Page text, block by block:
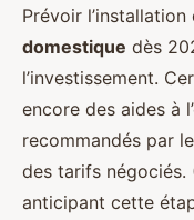
Prévoir l’installation
domestique dès
l’investissement.
encore des aides à
recommandés par
des tarifs négociés.
anticipant cette